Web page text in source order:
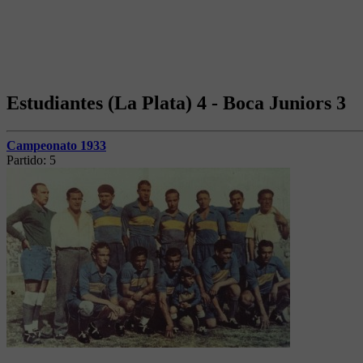
Estudiantes (La Plata) 4 - Boca Juniors 3
Campeonato 1933
Partido: 5